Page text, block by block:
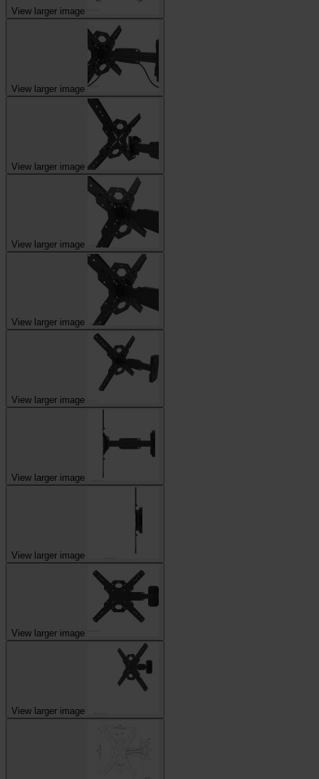
View larger image
View larger image
View larger image
View larger image
View larger image
View larger image
View larger image
View larger image
View larger image
View larger image